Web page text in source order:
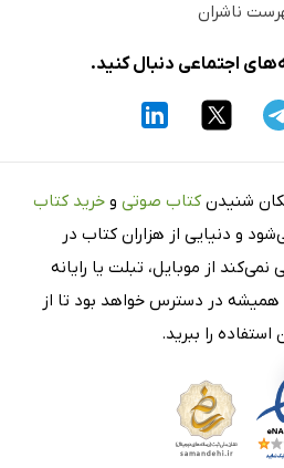
ناشران
اجتماعی دنبال کنید.
شنیدن کتاب صوتی و خرید کتاب
و دنیایی از هزاران کتاب در
از موبایل، تبلت یا رایانه
همیشه در دسترس خواهد بود تا از
را ببرید.